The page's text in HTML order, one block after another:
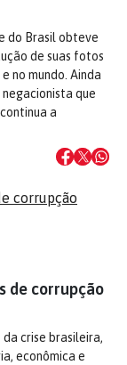
do Brasil obteve
de suas fotos
no mundo. Ainda
que
a
de corrupção
crise brasileira,
econômica e